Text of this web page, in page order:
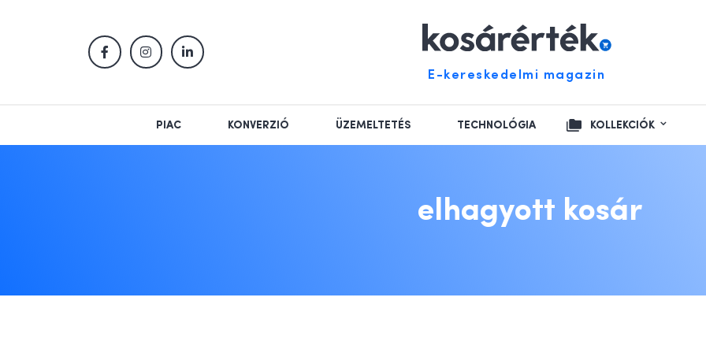
E-kereskedelmi magazin
PIAC KONVERZIÓ ÜZEMELTETÉS TECHNOLÓGIA KOLLEKCIÓK
elhagyott kosár